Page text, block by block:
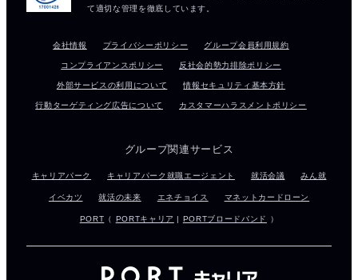
会社情報 プライバシーポリシー グループ会員利用規約
コンプライアンスポリシー 反社会的勢力排除ポリシー
外部サービスの利用について 情報セキュリティ基本方針
行動ターゲティング広告について カスタマーハラスメントポリシー